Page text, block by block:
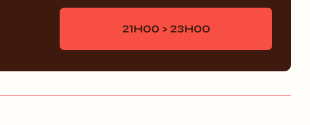
21H00 > 23H00